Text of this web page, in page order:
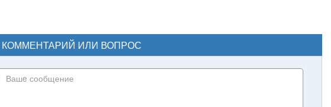
КОММЕНТАРИЙ ИЛИ ВОПРОС